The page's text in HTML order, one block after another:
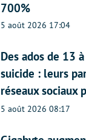
700%
5 août 2026 17:04
Des ados de 13
suicide : leurs
réseaux sociaux
5 août 2026 08:17